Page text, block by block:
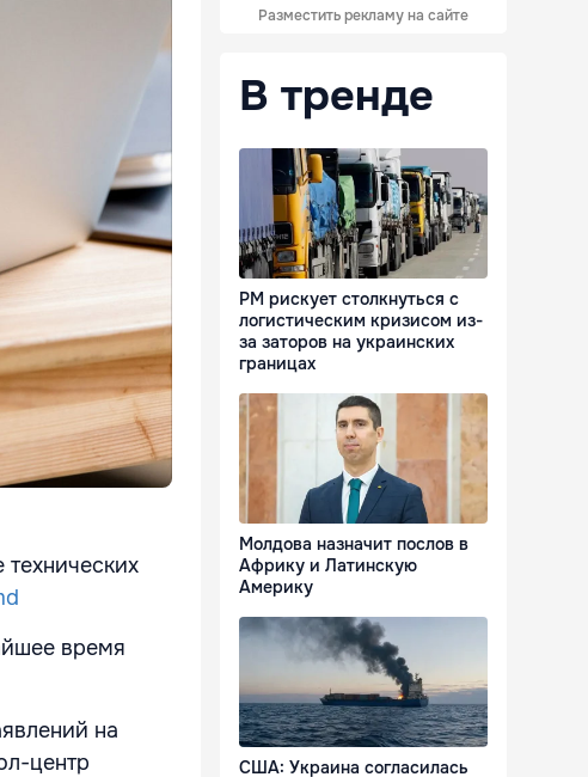
время
на
центр
Разместить рекламу на сайте
В тренде
РМ рискует столкнуться с
логистическим кризисом из-
за заторов на украинских
границах
Молдова назначит послов в
Африку и Латинскую
Америку
США: Украина согласилась